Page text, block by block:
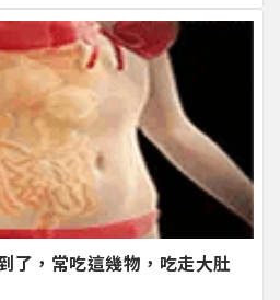
了，常吃這幾物，吃走大肚